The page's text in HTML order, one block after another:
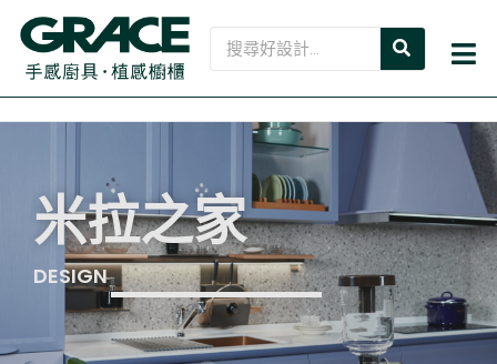
Search SEARCH
米拉之家
DESIGN